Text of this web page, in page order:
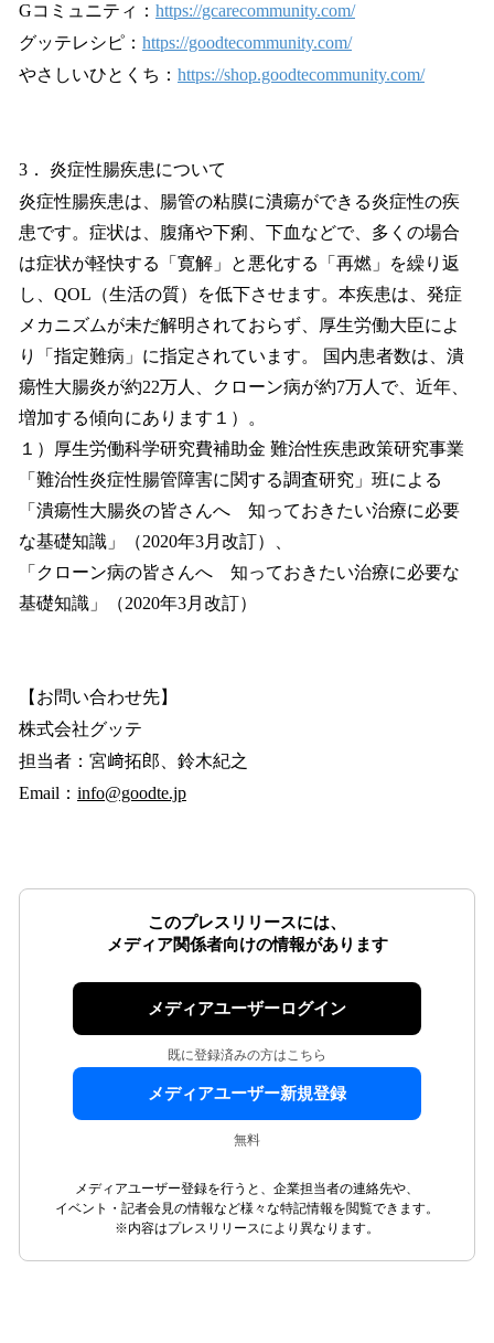
Gコミュニティ： https://gcarecommunity.com/
グッテレシピ： https://goodtecommunity.com/
やさしいひとくち： https://shop.goodtecommunity.com/
3． 炎症性腸疾患について
炎症性腸疾患は、腸管の粘膜に潰瘍ができる炎症性の疾
患です。症状は、腹痛や下痢、下血などで、多くの場合
は症状が軽快する「寛解」と悪化する「再燃」を繰り返
し、QOL（生活の質）を低下させます。本疾患は、発症
メカニズムが未だ解明されておらず、厚生労働大臣によ
り「指定難病」に指定されています。 国内患者数は、潰
瘍性大腸炎が約22万人、クローン病が約7万人で、近年、
増加する傾向にあります１）。
１）厚生労働科学研究費補助金 難治性疾患政策研究事業
「難治性炎症性腸管障害に関する調査研究」班による
「潰瘍性大腸炎の皆さんへ 知っておきたい治療に必要
な基礎知識」（2020年3月改訂）、
「クローン病の皆さんへ 知っておきたい治療に必要な
基礎知識」（2020年3月改訂）
【お問い合わせ先】
株式会社グッテ
担当者：宮﨑拓郎、鈴木紀之
Email： info@goodte.jp
このプレスリリースには、
メディア関係者向けの情報があります
メディアユーザーログイン
既に登録済みの方はこちら
メディアユーザー新規登録
無料
メディアユーザー登録を行うと、企業担当者の連絡先や、
イベント・記者会見の情報など様々な特記情報を閲覧できます。
※内容はプレスリリースにより異なります。